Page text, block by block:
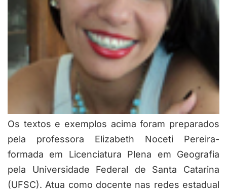
Os textos e exemplos acima foram preparados
pela professora Elizabeth Noceti Pereira-
formada em Licenciatura Plena em Geografia
pela Universidade Federal de Santa Catarina
(UFSC). Atua como docente nas redes estadual